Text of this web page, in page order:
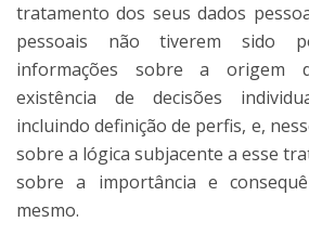
tratamento dos seus dados
pessoais não tiverem sido
informações sobre a origem
existência de decisões
incluindo definição de perfis, e,
sobre a lógica subjacente a esse
sobre a importância e
mesmo.